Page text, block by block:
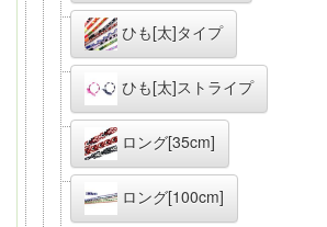
ひも[太]タイプ
ひも[太]ストライプ
ロング[35cm]
ロング[100cm]